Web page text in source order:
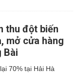
thu đột biến
mở cửa hàng
Bài
70% tại Hải Hà